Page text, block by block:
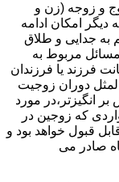
و زوجه (زن و
دیگر امکان ادامه
جدایی و طلاق
مسائل مربوط به
فرزند یا فرزندان
دوران زوجیت
انگیزتر،در مورد
که زوجین در
قبول خواهد بود و
صادر می